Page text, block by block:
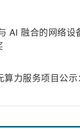
AI 融合的网络设
力服务项目公